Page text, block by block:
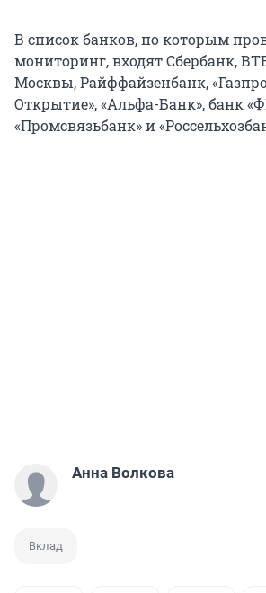
В список банков, по которым
мониторинг, входят Сбербанк,
Москвы, Райффайзенбанк,
Открытие», «Альфа-Банк», банк
«Промсвязьбанк» и
Анна Волкова
Вклад